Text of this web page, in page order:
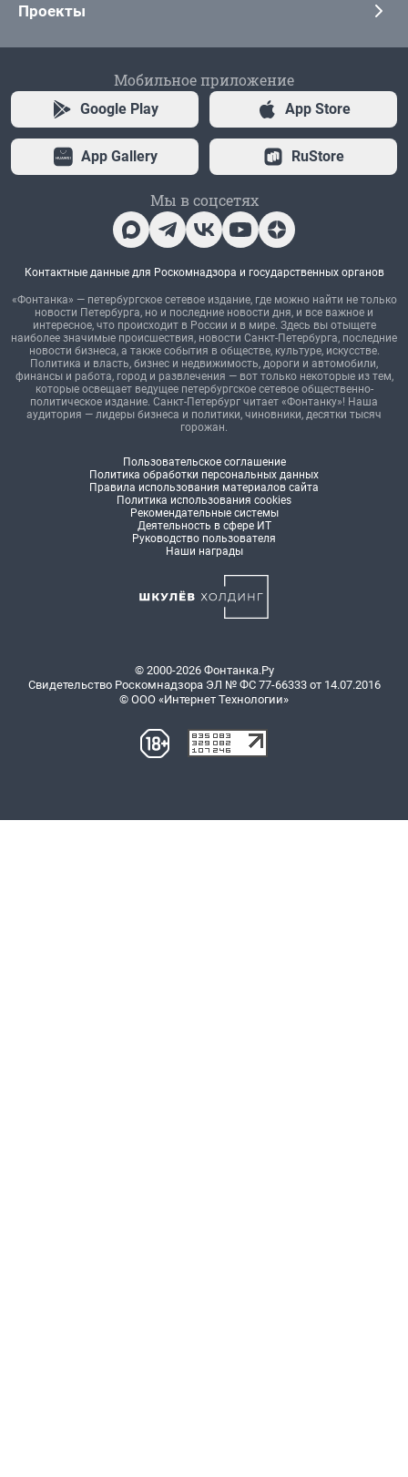
Проекты
Мобильное приложение
Google Play App Store
App Gallery RuStore
Мы в соцсетях
Контактные данные для Роскомнадзора и государственных органов
«Фонтанка» — петербургское сетевое издание, где можно найти не только
новости Петербурга, но и последние новости дня, и все важное и
интересное, что происходит в России и в мире. Здесь вы отыщете
наиболее значимые происшествия, новости Санкт-Петербурга, последние
новости бизнеса, а также события в обществе, культуре, искусстве.
Политика и власть, бизнес и недвижимость, дороги и автомобили,
финансы и работа, город и развлечения — вот только некоторые из тем,
которые освещает ведущее петербургское сетевое общественно-
политическое издание. Санкт-Петербург читает «Фонтанку»! Наша
аудитория — лидеры бизнеса и политики, чиновники, десятки тысяч
горожан.
Пользовательское соглашение
Политика обработки персональных данных
Правила использования материалов сайта
Политика использования cookies
Рекомендательные системы
Деятельность в сфере ИТ
Руководство пользователя
Наши награды
© 2000-2026 Фонтанка.Ру
Свидетельство Роскомнадзора ЭЛ № ФС 77-66333 от 14.07.2016
© ООО «Интернет Технологии»